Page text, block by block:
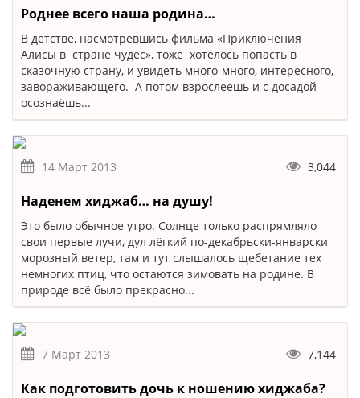
Роднее всего наша родина…
В детстве, насмотревшись фильма «Приключения
Алисы в стране чудес», тоже хотелось попасть в
сказочную страну, и увидеть много-много, интересного,
завораживающего. А потом взрослеешь и с досадой
осознаёшь...
14 Март 2013 3,044
Наденем хиджаб… на душу!
Это было обычное утро. Солнце только распрямляло
свои первые лучи, дул лёгкий по-декабрьски-январски
морозный ветер, там и тут слышалось щебетание тех
немногих птиц, что остаются зимовать на родине. В
природе всё было прекрасно...
7 Март 2013 7,144
Как подготовить дочь к ношению хиджаба?